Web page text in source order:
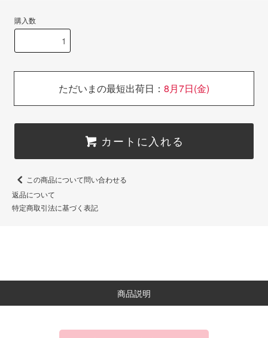
購入数
ただいまの最短出荷日： 8月7日(金)
カートに入れる
この商品について問い合わせる
返品について
特定商取引法に基づく表記
商品説明